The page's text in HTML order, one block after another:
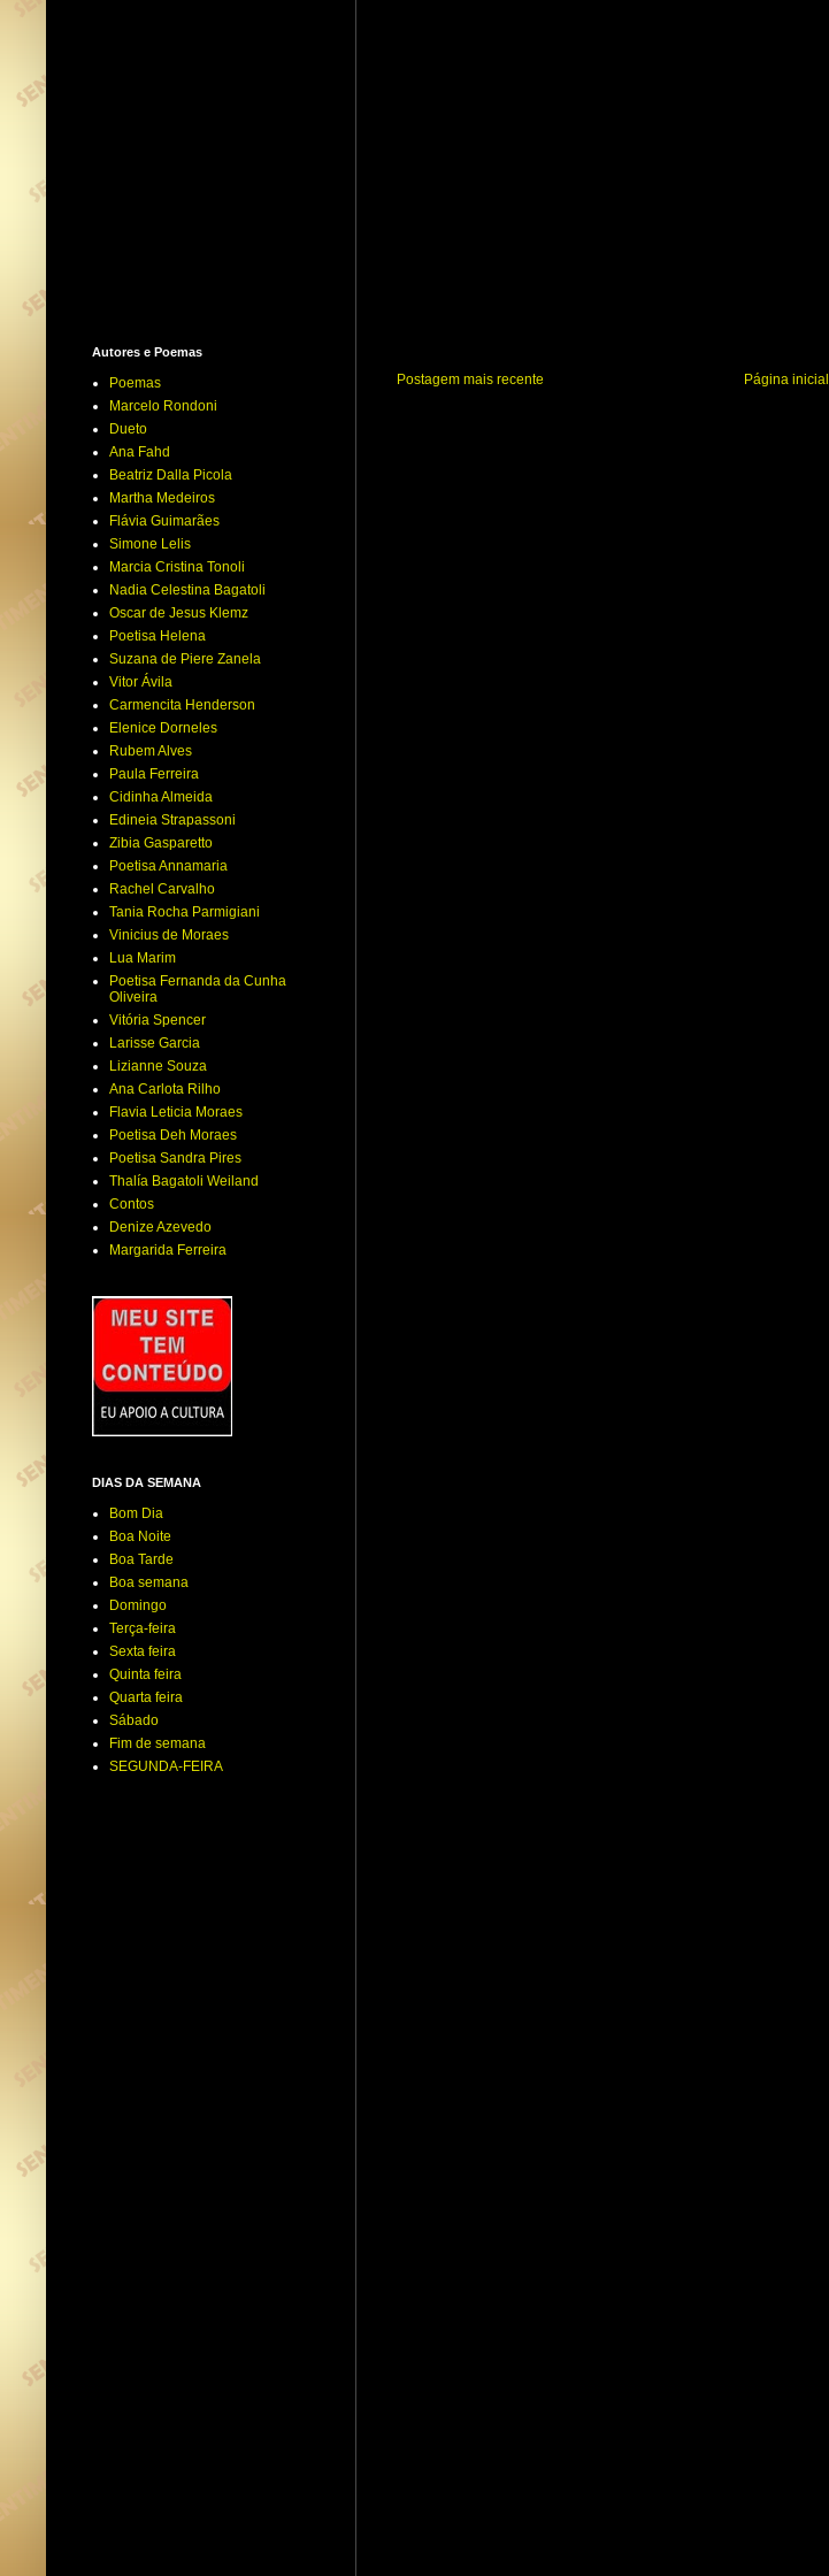
Postagem mais recente Página inicial
Autores e Poemas
Poemas
Marcelo Rondoni
Dueto
Ana Fahd
Beatriz Dalla Picola
Martha Medeiros
Flávia Guimarães
Simone Lelis
Marcia Cristina Tonoli
Nadia Celestina Bagatoli
Oscar de Jesus Klemz
Poetisa Helena
Suzana de Piere Zanela
Vitor Ávila
Carmencita Henderson
Elenice Dorneles
Rubem Alves
Paula Ferreira
Cidinha Almeida
Edineia Strapassoni
Zibia Gasparetto
Poetisa Annamaria
Rachel Carvalho
Tania Rocha Parmigiani
Vinicius de Moraes
Lua Marim
Poetisa Fernanda da Cunha
Oliveira
Vitória Spencer
Larisse Garcia
Lizianne Souza
Ana Carlota Rilho
Flavia Leticia Moraes
Poetisa Deh Moraes
Poetisa Sandra Pires
Thalía Bagatoli Weiland
Contos
Denize Azevedo
Margarida Ferreira
DIAS DA SEMANA
Bom Dia
Boa Noite
Boa Tarde
Boa semana
Domingo
Terça-feira
Sexta feira
Quinta feira
Quarta feira
Sábado
Fim de semana
SEGUNDA-FEIRA